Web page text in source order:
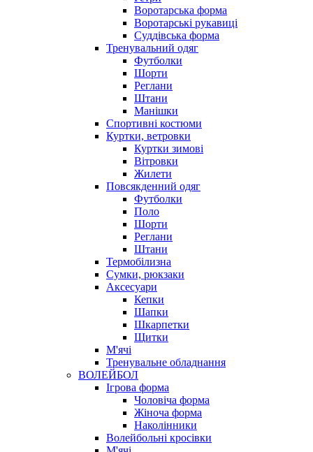
Воротарська форма
Воротарські рукавиці
Суддівська форма
Тренувальний одяг
Футболки
Шорти
Реглани
Штани
Манішки
Спортивні костюми
Куртки, ветровки
Куртки зимові
Вітровки
Жилети
Повсякденний одяг
Футболки
Поло
Шорти
Реглани
Штани
Термобілизна
Сумки, рюкзаки
Аксесуари
Кепки
Шапки
Шкарпетки
Щитки
М'ячі
Тренувальне обладнання
ВОЛЕЙБОЛ
Ігрова форма
Чоловіча форма
Жіноча форма
Наколінники
Волейбольні кросівки